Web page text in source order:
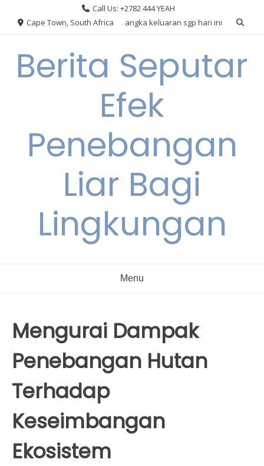
Call Us: +2782 444 YEAH
Cape Town, South Africa
angka keluaran sgp hari ini
Berita Seputar
Efek
Penebangan
Liar Bagi
Lingkungan
Menu
Mengurai Dampak
Penebangan Hutan
Terhadap
Keseimbangan
Ekosistem